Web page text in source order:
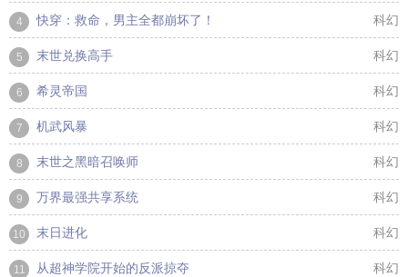
4 快穿：救命，男主全都崩坏了！ 科幻
5 末世兑换高手 科幻
6 希灵帝国 科幻
7 机武风暴 科幻
8 末世之黑暗召唤师 科幻
9 万界最强共享系统 科幻
10 末日进化 科幻
11 从超神学院开始的反派掠夺 科幻